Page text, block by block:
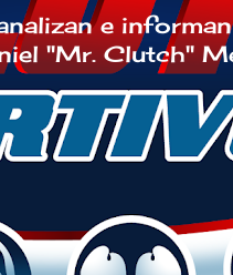
e
"Mr. Clutch"